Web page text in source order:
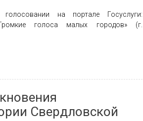
на портале Госуслуги:
голоса малых городов» (г.
Свердловской